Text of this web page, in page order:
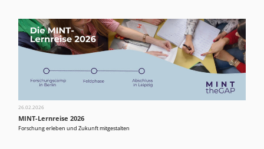
26.02.2026
MINT-Lernreise 2026
Forschung erleben und Zukunft mitgestalten